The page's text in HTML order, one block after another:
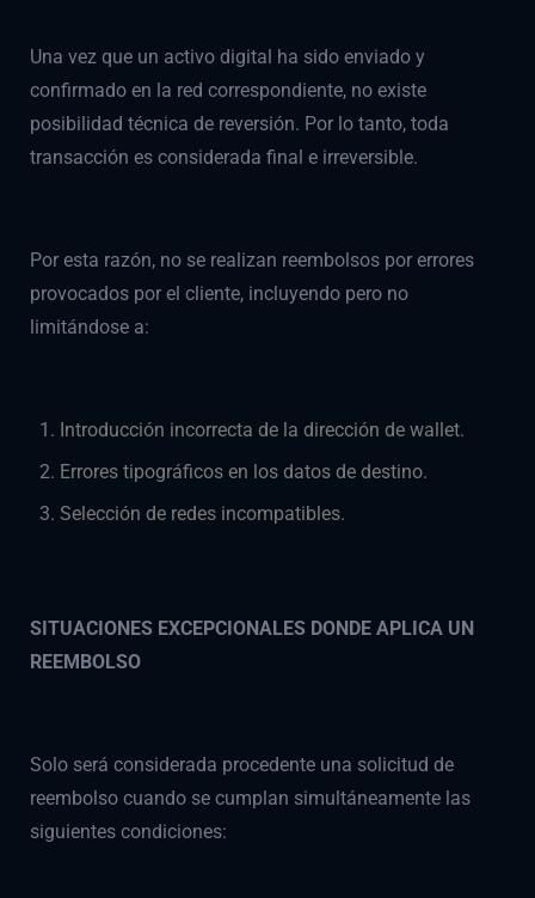
Una vez que un activo digital ha sido enviado y
confirmado en la red correspondiente, no existe
posibilidad técnica de reversión. Por lo tanto, toda
transacción es considerada final e irreversible.
Por esta razón, no se realizan reembolsos por errores
provocados por el cliente, incluyendo pero no
limitándose a:
Introducción incorrecta de la dirección de wallet.
Errores tipográficos en los datos de destino.
Selección de redes incompatibles.
SITUACIONES EXCEPCIONALES DONDE APLICA UN
REEMBOLSO
Solo será considerada procedente una solicitud de
reembolso cuando se cumplan simultáneamente las
siguientes condiciones: